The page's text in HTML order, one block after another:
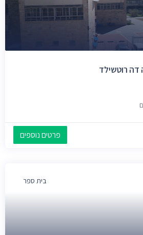
דה רוטשילד
פרטים נוספים
בית ספר